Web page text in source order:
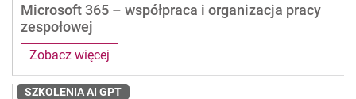
Zobacz więcej
Microsoft 365 – współpraca i organizacja pracy
zespołowej
SZKOLENIA AI GPT